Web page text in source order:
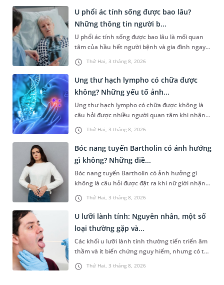
không ít người băn khoăn. Thực tế, nhân sâm
chứa nhiều hoạt chất sinh học có lợi nhưng
không phải trường hợp nào cũng phù hợp. Việc
trang bị đầy đủ thông tin về lợi ích, nguy cơ
cũng như cách dùng đúng sẽ giúp người bệnh
sử dụng nhân sâm một cách an toàn và phù
Thứ Hai, 3 tháng 8, 2026
U phổi ác tính sống được bao lâu?
Những thông tin người b...
U phổi ác tính sống được bao lâu là mối quan
tâm của hầu hết người bệnh và gia đình ngay
sau khi nhận chẩn đoán. Thực tế, thời gian
sống không thể xác định bằng một con số
chung mà phụ thuộc vào nhiều yếu tố như giai
đoạn bệnh, loại ung thư phổi, mức độ đáp ứng
điều trị và tình trạng sức khỏe tổng thể.
Thứ Hai, 3 tháng 8, 2026
Ung thư hạch lympho có chữa được
không? Những yếu tố ảnh...
Ung thư hạch lympho có chữa được không là
câu hỏi được nhiều người quan tâm khi nhận
chẩn đoán mắc bệnh. Bệnh phát sinh từ các tế
bào lympho thuộc hệ bạch huyết, bộ phận
tham gia vào cơ chế miễn dịch của cơ thể. Nhờ
sự phát triển của y học hiện đại, nhiều trường
hợp ung thư hạch lympho có thể kiểm soát tốt,
thậm chí đạt lui bệnh hoàn toàn nếu được phát
hiện và điều trị đúng thời điểm. Mặc dù vậy, kết
quả điều trị ở mỗi người không hoàn toàn
Thứ Hai, 3 tháng 8, 2026
Bóc nang tuyến Bartholin có ảnh hưởng
gì không? Những điề...
Bóc nang tuyến Bartholin có ảnh hưởng gì
không là câu hỏi được đặt ra khi nữ giới nhận
được chỉ định điều trị nang ở tuyến này. Tuy
nhiên, muốn đánh giá nguy cơ ảnh hưởng từ
quá trình điều trị cần xét trên nhiều phương
diện. Để có thêm thông tin giải đáp, bạn có thể
tham khảo bài viết sau.
Thứ Hai, 3 tháng 8, 2026
U lưỡi lành tính: Nguyên nhân, một số
loại thường gặp và...
Các khối u lưỡi lành tính thường tiến triển âm
thầm và ít biến chứng nguy hiểm, nhưng có thể
gây ảnh hưởng trực tiếp đến chất lượng cuộc
sống của người bệnh. Hiểu đúng về dấu hiệu